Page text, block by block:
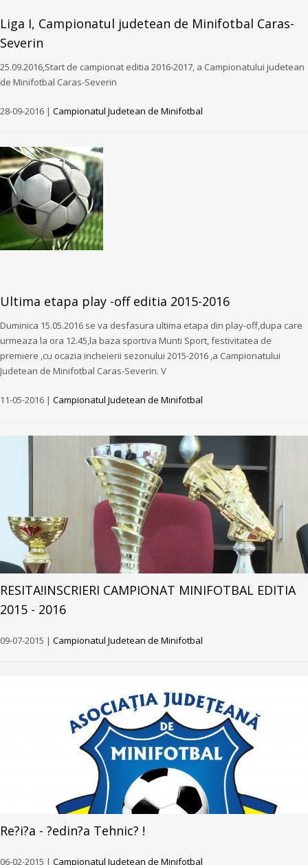
Liga I, Campionatul judetean de Minifotbal Caras-
Severin
25.09.2016,Start de campionat editia 2016-2017, a Campionatului judetean
de Minifotbal Caras-Severin
28-09-2016 | Campionatul Judetean de Minifotbal
Ultima etapa play -off editia 2015-2016
Duminica 15.05.2016 se va desfasura ultima etapa din play-off,dupa care
urmeaza la ora 12.45,la baza sportiva Munti Sport, festivitatea de
premiere ,cu ocazia incheierii sezonului 2015-2016 ,a Campionatului
Judetean de Minifotbal Caras-Severin. V
11-05-2016 | Campionatul Judetean de Minifotbal
RESITA!INSCRIERI CAMPIONAT MINIFOTBAL EDITIA
2015 - 2016
09-07-2015 | Campionatul Judetean de Minifotbal
Re?i?a - ?edin?a Tehnic? !
06-02-2015 | Campionatul Judetean de Minifotbal